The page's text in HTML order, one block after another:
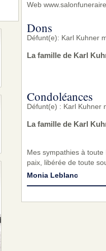
Web
Dons
Défunt(e): Karl Kuhner
La famille de Karl
Condoléances
Défunt(e) : Karl Kuhner
La famille de Karl
Mes sympathies à
paix, libérée de toute
Monia Leblanc